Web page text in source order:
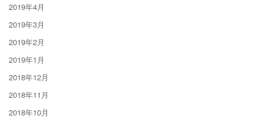
2019年4月
2019年3月
2019年2月
2019年1月
2018年12月
2018年11月
2018年10月